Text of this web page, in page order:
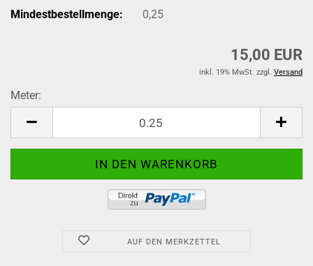
Mindestbestellmenge: 0,25
15,00 EUR
inkl. 19% MwSt. zzgl. Versand
Meter:
AUF DEN MERKZETTEL